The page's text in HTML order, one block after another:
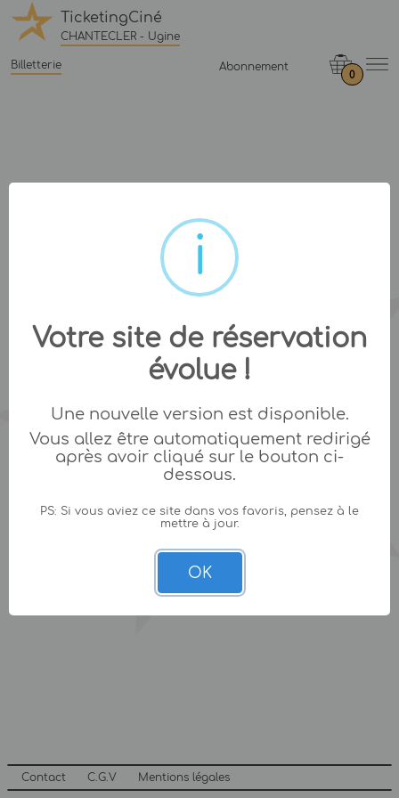
TicketingCiné
CHANTECLER - Ugine
Billetterie Abonnement
0
Contact C.G.V Mentions légales
Votre site de réservation
évolue !
Une nouvelle version est disponible.
Vous allez être automatiquement redirigé
après avoir cliqué sur le bouton ci-
dessous.
PS: Si vous aviez ce site dans vos favoris, pensez à le
mettre à jour.
OK